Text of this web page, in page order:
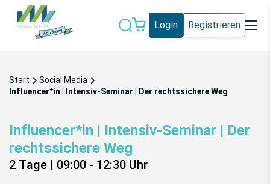
Login Registrieren
IT-Vergabe
Künstliche
Marketing Microsoft 365
Schweiz
Start
Social Media
Influencer*in | Intensiv-Seminar | Der rechtssichere Weg
Influencer*in | Intensiv-Seminar | Der
rechtssichere Weg
2 Tage | 09:00 - 12:30 Uhr